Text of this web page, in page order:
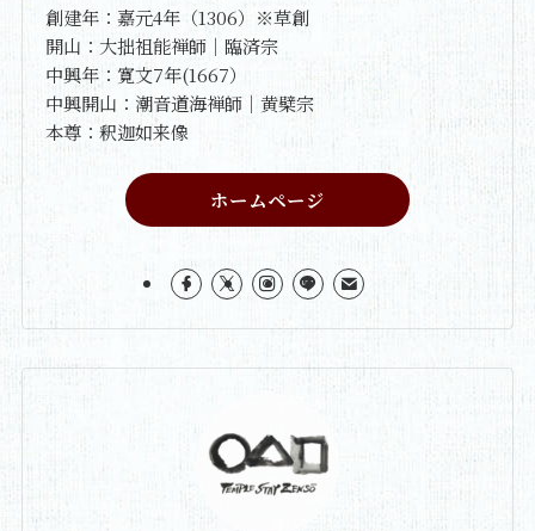
創建年：嘉元4年（1306）※草創
開山：大拙祖能禅師｜臨済宗
中興年：寛文7年(1667）
中興開山：潮音道海禅師｜黄檗宗
本尊：釈迦如来像
ホームページ